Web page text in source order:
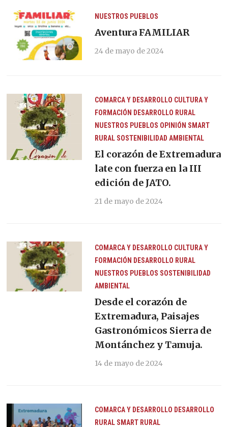
NUESTROS PUEBLOS
Aventura FAMILIAR
24 de mayo de 2024
COMARCA Y DESARROLLO CULTURA Y
FORMACIÓN DESARROLLO RURAL
NUESTROS PUEBLOS OPINIÓN SMART
RURAL SOSTENIBILIDAD AMBIENTAL
El corazón de Extremadura
late con fuerza en la III
edición de JATO.
21 de mayo de 2024
COMARCA Y DESARROLLO CULTURA Y
FORMACIÓN DESARROLLO RURAL
NUESTROS PUEBLOS SOSTENIBILIDAD
AMBIENTAL
Desde el corazón de
Extremadura, Paisajes
Gastronómicos Sierra de
Montánchez y Tamuja.
14 de mayo de 2024
COMARCA Y DESARROLLO DESARROLLO
RURAL SMART RURAL